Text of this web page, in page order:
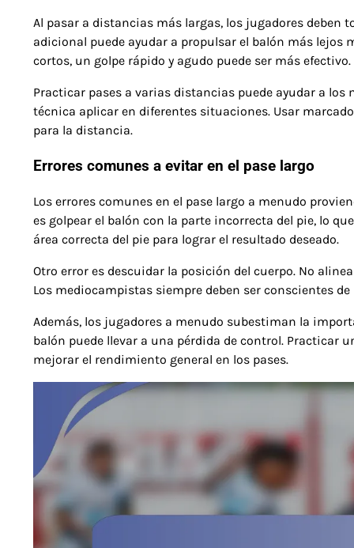
Al pasar a distancias más largas, los jugadores
adicional puede ayudar a propulsar el balón más lejos
cortos, un golpe rápido y agudo puede ser más efectivo.
Practicar pases a varias distancias puede ayudar a
técnica aplicar en diferentes situaciones. Usar
para la distancia.
Errores comunes a evitar en el pase largo
Los errores comunes en el pase largo a menudo
es golpear el balón con la parte incorrecta del pie, lo
área correcta del pie para lograr el resultado deseado.
Otro error es descuidar la posición del cuerpo. No
Los mediocampistas siempre deben ser conscientes
Además, los jugadores a menudo subestiman la
balón puede llevar a una pérdida de control. Practicar
mejorar el rendimiento general en los pases.